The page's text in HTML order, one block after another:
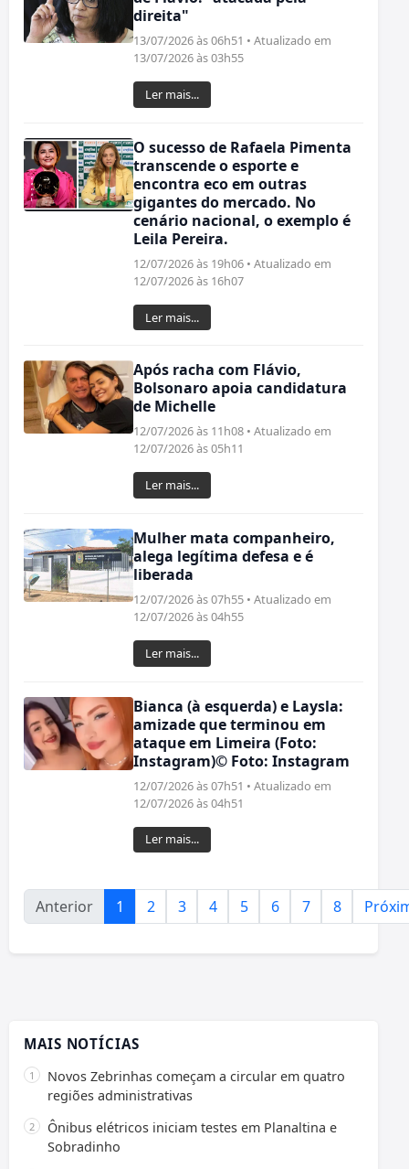
direita"
13/07/2026 às 06h51 • Atualizado em
13/07/2026 às 03h55
Ler mais...
O sucesso de Rafaela Pimenta
transcende o esporte e
encontra eco em outras
gigantes do mercado. No
cenário nacional, o exemplo é
Leila Pereira.
12/07/2026 às 19h06 • Atualizado em
12/07/2026 às 16h07
Ler mais...
Após racha com Flávio,
Bolsonaro apoia candidatura
de Michelle
12/07/2026 às 11h08 • Atualizado em
12/07/2026 às 05h11
Ler mais...
Mulher mata companheiro,
alega legítima defesa e é
liberada
12/07/2026 às 07h55 • Atualizado em
12/07/2026 às 04h55
Ler mais...
Bianca (à esquerda) e Laysla:
amizade que terminou em
ataque em Limeira (Foto:
Instagram)© Foto: Instagram
12/07/2026 às 07h51 • Atualizado em
12/07/2026 às 04h51
Ler mais...
Anterior 1 2 3 4 5 6 7 8
MAIS NOTÍCIAS
Novos Zebrinhas começam a circular em quatro
regiões administrativas
Ônibus elétricos iniciam testes em Planaltina e
Sobradinho